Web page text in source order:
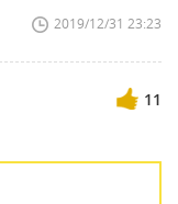
2019/12/31 23:23
11